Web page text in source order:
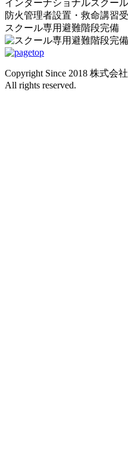
インターナショナルスクール
防火管理者設置・救命講習
スクール専用避難階段完備
Copyright Since 2018 株式会
All rights reserved.